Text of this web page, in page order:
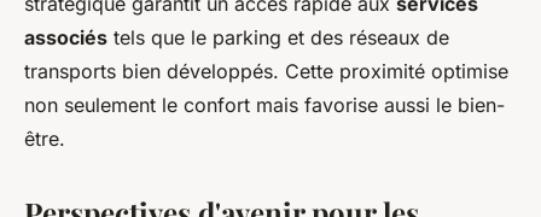
associés tels que le parking et des réseaux de
transports bien développés. Cette proximité optimise
non seulement le confort mais favorise aussi le bien-
être.